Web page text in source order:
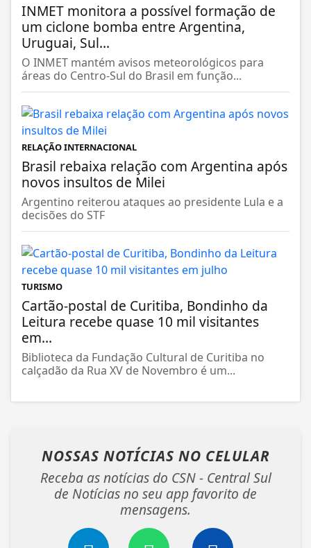
INMET monitora a possível formação de
um ciclone bomba entre Argentina,
Uruguai, Sul...
O INMET mantém avisos meteorológicos para
áreas do Centro-Sul do Brasil em função...
RELAÇÃO INTERNACIONAL
Brasil rebaixa relação com Argentina após
novos insultos de Milei
Argentino reiterou ataques ao presidente Lula e a
decisões do STF
TURISMO
Cartão-postal de Curitiba, Bondinho da
Leitura recebe quase 10 mil visitantes
em...
Biblioteca da Fundação Cultural de Curitiba no
calçadão da Rua XV de Novembro é um...
NOSSAS NOTÍCIAS NO CELULAR
Receba as notícias do CSN - Central Sul
de Notícias no seu app favorito de
mensagens.